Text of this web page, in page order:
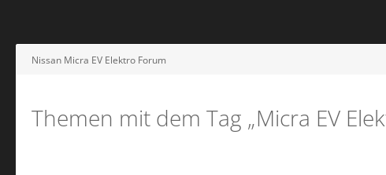
Nissan Micra EV Elektro Forum
Themen mit dem Tag „Micra EV